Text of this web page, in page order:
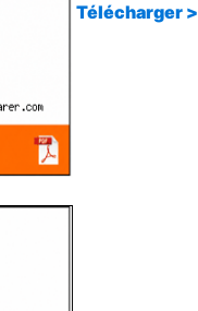
Télécharger >